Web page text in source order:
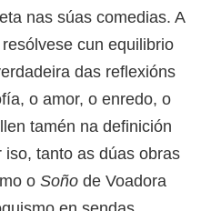
nas súas comedias. A
cun equilibrio
das reflexións
o amor, o enredo, o
tamén na definición
tanto as dúas obras
o Soño de Voadora